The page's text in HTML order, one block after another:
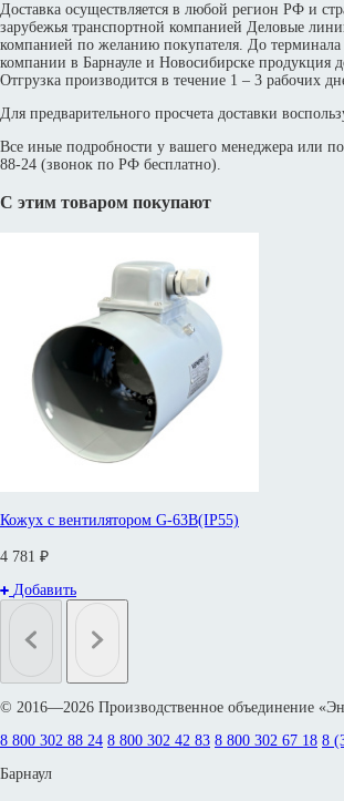
Доставка осуществляется в любой регион РФ и
зарубежья транспортной компанией Деловые
компанией по желанию покупателя. До терминала
компании в Барнауле и Новосибирске продукция
Отгрузка производится в течение 1 – 3 рабочих
Для предварительного просчета доставки
Все иные подробности у вашего менеджера или
88-24 (звонок по РФ бесплатно).
С этим товаром покупают
Кожух с вентилятором G-63B(IP55)
4 781 ₽
Добавить
© 2016—2026 Производственное объединение
8 800 302 88 24 8 800 302 42 83 8 800 302 67 18 8
Барнаул